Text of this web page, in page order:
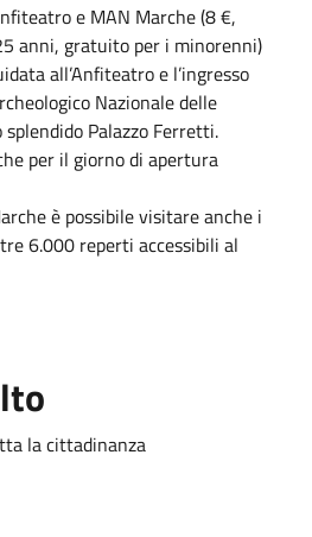
e MAN Marche (8 €,
anni, gratuito per i minorenni)
all’Anfiteatro e l’ingresso
Nazionale delle
Palazzo Ferretti.
per il giorno di apertura
è possibile visitare anche i
6.000 reperti accessibili al
la cittadinanza